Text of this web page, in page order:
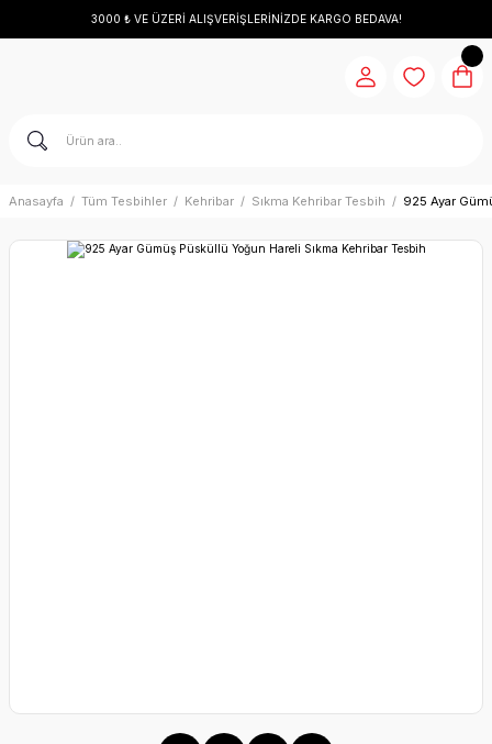
3000 ₺ VE ÜZERİ ALIŞVERİŞLERİNİZDE KARGO BEDAVA!
Anasayfa Tüm Tesbihler Kehribar Sıkma Kehribar Tesbih 925 Ayar